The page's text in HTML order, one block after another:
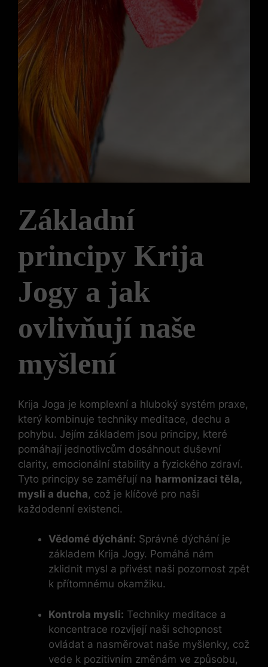
Základní
principy Krija
Jogy a jak
ovlivňují naše
myšlení
Krija Joga je komplexní a hluboký systém praxe,
který kombinuje techniky meditace, dechu a
pohybu. Jejím základem jsou principy, které
pomáhají jednotlivcům dosáhnout duševní
clarity, emocionální stability a fyzického zdraví.
Tyto principy se zaměřují na harmonizaci těla,
mysli a ducha, což je klíčové pro naši
každodenní existenci.
Vědomé dýchání: Správné dýchání je
základem Krija Jogy. Pomáhá nám
zklidnit mysl a přivést naši pozornost zpět
k přítomnému okamžiku.
Kontrola mysli: Techniky meditace a
koncentrace rozvíjejí naši schopnost
ovládat a nasměrovat naše myšlenky, což
vede k pozitivním změnám ve způsobu,